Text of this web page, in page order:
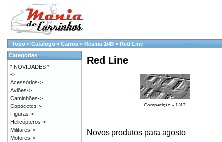
Topo » Catálogo » Carros » Resina 1/43 » Red Line
Red Line
Competição - 1/43
Novos produtos para agosto
Categorias
* NOVIDADES *
->
Acessórios->
Aviões->
Caminhões->
Capacetes->
Figuras->
Helicópteros->
Militares->
Motores->